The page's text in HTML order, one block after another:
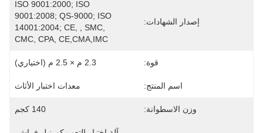
إصدار الشهادات:
ISO 9001:2000; ISO
9001:2008; QS-9000; ISO
14001:2004; CE, , SMC,
CMC, CPA, CE,CMA,IMC
قوة: 2.3 م × 2.5 م (اختياري)
اسم المنتج: معدات اختبار الأثاث
وزن الاسطوانة: 140 كجم